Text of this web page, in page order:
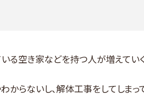
る空き家などを持つ人が増えてい
からないし、解体工事をしてしま